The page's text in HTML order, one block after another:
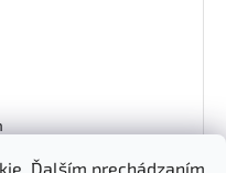
Ďalším prechádzaním